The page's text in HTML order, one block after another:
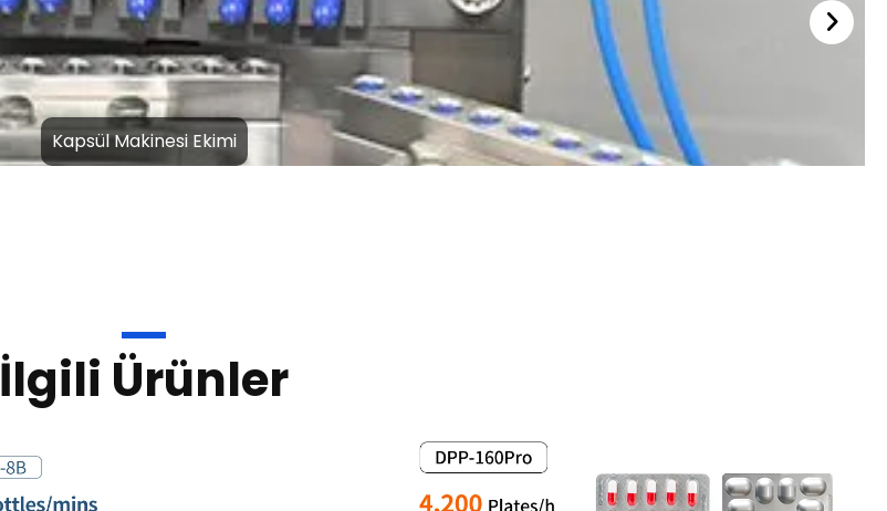
Kapsül Makinası Dolum Kapsül Makinesi Yetiştiricisi
İlgili Ürünler